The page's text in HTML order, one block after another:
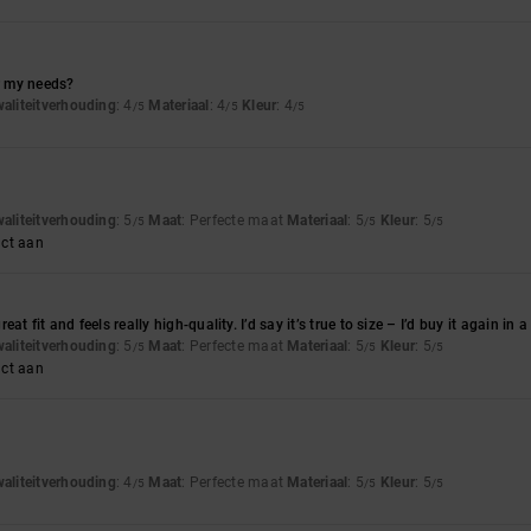
needs?
: 4 /5 Materiaal : 4/5 Kleur: 4/5
: 5 /5 Maat: Perfecte maat Materiaal : 5/5 Kleur: 5/5
aan
fit and feels really high-quality. I’d say it’s true to size – I’d buy it again in
: 5 /5 Maat: Perfecte maat Materiaal : 5/5 Kleur: 5/5
aan
: 4 /5 Maat: Perfecte maat Materiaal : 5/5 Kleur: 5/5